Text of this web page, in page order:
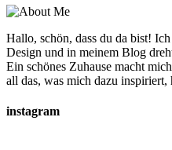
Hallo, schön, dass du da bist!
Design und in meinem Blog
Ein schönes Zuhause macht
all das, was mich dazu inspiriert,
instagram